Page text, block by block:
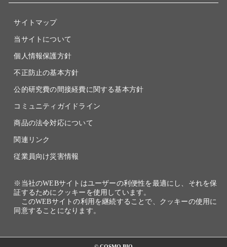
サイトマップ
当サイトについて
個人情報保護方針
不正防止の基本方針
公的研究費の間接経費に関する基本方針
コミュニティガイドライン
商品の法令対応について
関連リンク
従業員向け災害情報
※当社のWEBサイトはユーザーの利便性を最適にし、それを保
証するためにクッキーを使用しています。
このWEBサイトの利用を継続することで、クッキーの使用に
同意することになります。